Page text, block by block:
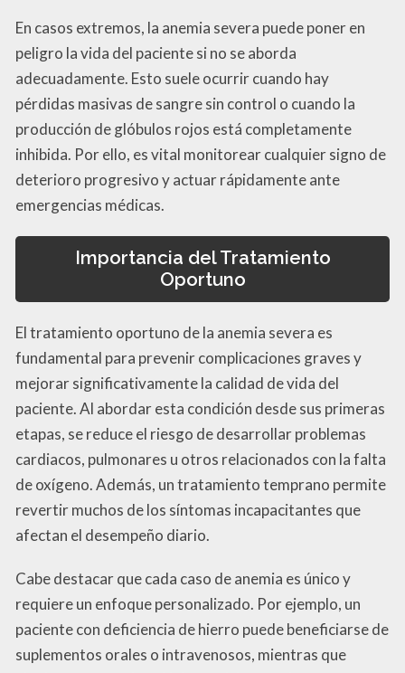
En casos extremos, la anemia severa puede poner en
peligro la vida del paciente si no se aborda
adecuadamente. Esto suele ocurrir cuando hay
pérdidas masivas de sangre sin control o cuando la
producción de glóbulos rojos está completamente
inhibida. Por ello, es vital monitorear cualquier signo de
deterioro progresivo y actuar rápidamente ante
emergencias médicas.
Importancia del Tratamiento
Oportuno
El tratamiento oportuno de la anemia severa es
fundamental para prevenir complicaciones graves y
mejorar significativamente la calidad de vida del
paciente. Al abordar esta condición desde sus primeras
etapas, se reduce el riesgo de desarrollar problemas
cardiacos, pulmonares u otros relacionados con la falta
de oxígeno. Además, un tratamiento temprano permite
revertir muchos de los síntomas incapacitantes que
afectan el desempeño diario.
Cabe destacar que cada caso de anemia es único y
requiere un enfoque personalizado. Por ejemplo, un
paciente con deficiencia de hierro puede beneficiarse de
suplementos orales o intravenosos, mientras que